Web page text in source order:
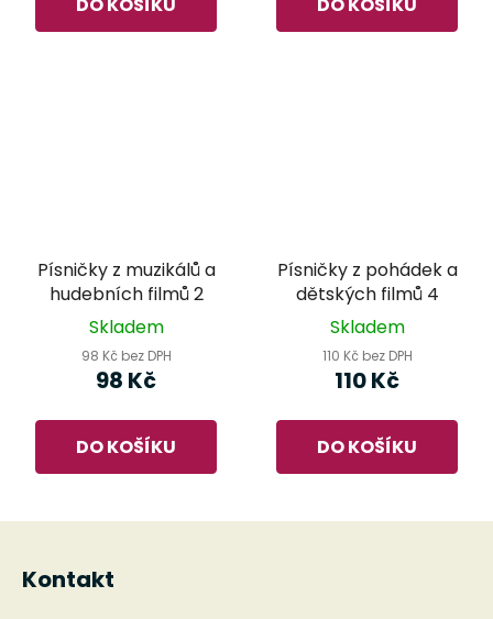
DO KOŠÍKU DO KOŠÍKU
Písničky z muzikálů a
hudebních filmů 2
Skladem
98 Kč bez DPH
98 Kč
DO KOŠÍKU
Písničky z pohádek a
dětských filmů 4
Skladem
110 Kč bez DPH
110 Kč
DO KOŠÍKU
Z
Kontakt